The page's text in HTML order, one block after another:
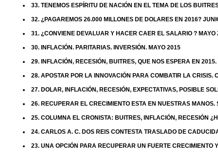
33. TENEMOS ESPÍRITU DE NACIÓN EN EL TEMA DE LOS
32. ¿PAGAREMOS 26.000 MILLONES DE DOLARES EN 2016?
31. ¿CONVIENE DEVALUAR Y HACER CAER EL SALARIO ? MAYO
30. INFLACIÓN. PARITARIAS. INVERSIÓN. MAYO 2015
29. INFLACIÓN, RECESIÓN, BUITRES, QUE NOS ESPERA EN
28. APOSTAR POR LA INNOVACIÓN PARA COMBATIR LA CRISIS.
27. DOLAR, INFLACIÓN, RECESIÓN, EXPECTATIVAS, POSIBLE
26. RECUPERAR EL CRECIMIENTO ESTA EN NUESTRAS MANOS.
25. COLUMNA EL CRONISTA: BUITRES, INFLACIÓN, RECESIÓN
24. CARLOS A. C. DOS REIS CONTESTA TRASLADO DE
23. UNA OPCIÓN PARA RECUPERAR UN FUERTE CRECIMIENTO